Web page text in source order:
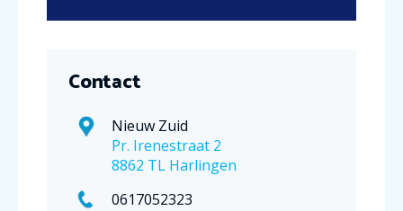
Contact
Nieuw Zuid
Pr. Irenestraat 2
8862 TL Harlingen
0617052323